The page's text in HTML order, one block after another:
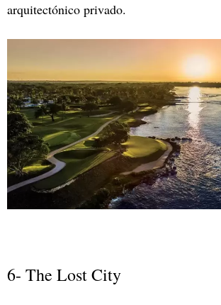
arquitectónico privado.
6- The Lost City